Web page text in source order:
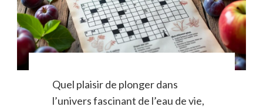
Quel plaisir de plonger dans
l’univers fascinant de l’eau de vie,